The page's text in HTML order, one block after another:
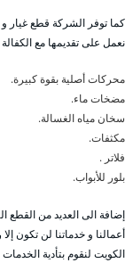
كما توفر الشركة قطع غيار و
نعمل على تقديمها مع
محركات أصلية بقوة كبيرة.
مضخات ماء.
سخان مياه الغسالة.
مكثفات.
فلاتر .
بلور للأبواب.
إضافة الى العديد من القطع
أعمالنا و خدماتنا لن تكون
الكويت لنقوم بتأدية